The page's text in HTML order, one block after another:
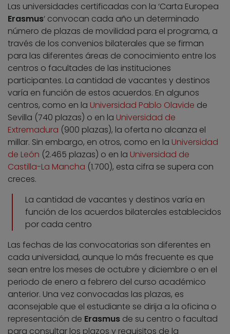
Las universidades certificadas con la ‘Carta Europea
Erasmus‘ convocan cada año un determinado
número de plazas de movilidad para el programa, a
través de los convenios bilaterales que se firman
para las diferentes áreas de conocimiento entre los
centros o facultades de las instituciones
participantes. La cantidad de vacantes y destinos
varía en función de estos acuerdos. En algunos
centros, como en la Universidad Pablo Olavide de
Sevilla (740 plazas) o en la Universidad de
Extremadura (900 plazas), la oferta no alcanza el
millar. Sin embargo, en otros, como en la Universidad
de León (2.465 plazas) o en la Universidad de
Castilla-La Mancha (1.700), esta cifra se supera con
creces.
La cantidad de vacantes y destinos varía en
función de los acuerdos bilaterales establecidos
por cada centro
Las fechas de las convocatorias son diferentes en
cada universidad, aunque lo más frecuente es que
sean entre los meses de octubre y diciembre o en el
periodo de enero a febrero del curso académico
anterior. Una vez convocadas las plazas, es
aconsejable que el estudiante se dirija a la oficina o
representación de Erasmus de su centro o facultad
para consultar los plazos y requisitos de la